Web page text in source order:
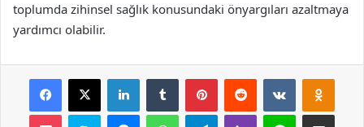
toplumda zihinsel sağlık konusundaki önyargıları azaltmaya
yardımcı olabilir.
Facebook
X LinkedInTumblr PinterestReddit VKontakte
Pocket Skype MessengerWhatsAppTelegramViber Line E-Posta ile